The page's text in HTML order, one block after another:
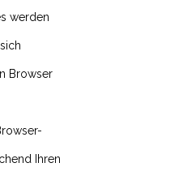
werden
Browser
Ihren